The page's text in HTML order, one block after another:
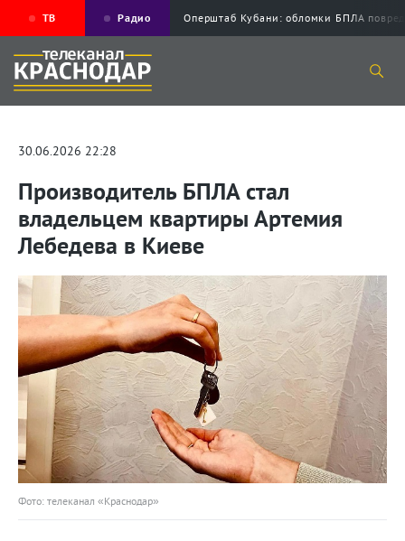
ТВ Радио Оперштаб Кубани: обломки БПЛА
30.06.2026 22:28
Производитель БПЛА стал
владельцем квартиры Артемия
Лебедева в Киеве
Фото: телеканал «Краснодар»